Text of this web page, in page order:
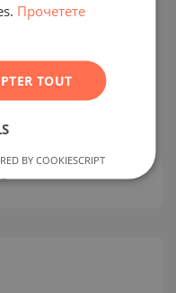
de deux
les
Bansko
BULGARIE
2
Прочетете
TOUT
BY COOKIESCRIPT